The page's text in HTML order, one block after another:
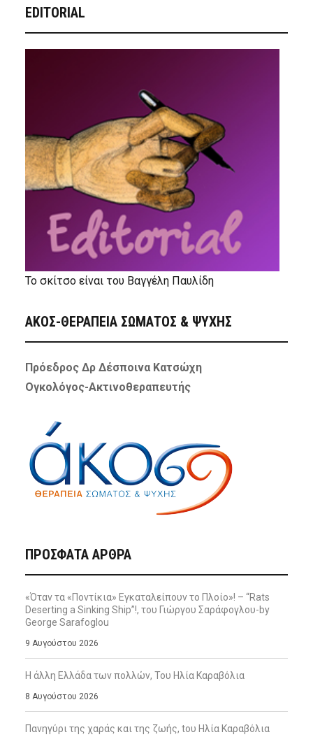
EDITORIAL
Το σκίτσο είναι του Βαγγέλη Παυλίδη
ΑΚΟΣ-ΘΕΡΑΠΕΙΑ ΣΩΜΑΤΟΣ & ΨΥΧΗΣ
Πρόεδρος Δρ Δέσποινα Κατσώχη
Ογκολόγος-Ακτινοθεραπευτής
ΠΡΌΣΦΑΤΑ ΆΡΘΡΑ
«Όταν τα «Ποντίκια» Εγκαταλείπουν το Πλοίο»! – “Rats
Deserting a Sinking Ship”!, του Γιώργου Σαράφογλου-by
George Sarafoglou
9 Αυγούστου 2026
Η άλλη Ελλάδα των πολλών, Του Ηλία Καραβόλια
8 Αυγούστου 2026
Πανηγύρι της χαράς και της ζωής, tου Ηλία Καραβόλια